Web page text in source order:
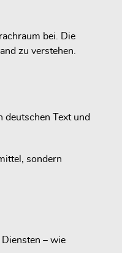
bei. Die
zu verstehen.
Text und
sondern
– wie